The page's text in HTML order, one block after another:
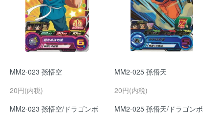
MM2-023 孫悟空
20円(内税)
MM2-023 孫悟空/ドラゴンボ
MM2-025 孫悟天
20円(内税)
MM2-025 孫悟天/ドラゴンボ